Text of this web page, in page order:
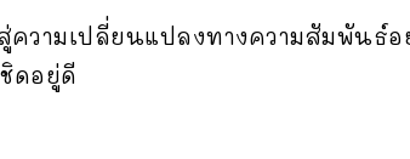
ความเปลี่ยนแปลงทางความสัมพันธ์
ดอยู่ดี